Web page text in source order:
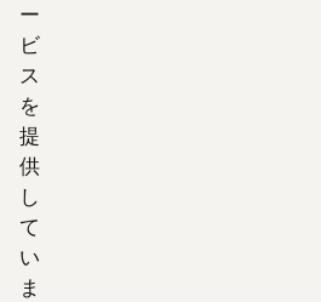
ー
ビ
ス
を
提
供
し
て
い
ま